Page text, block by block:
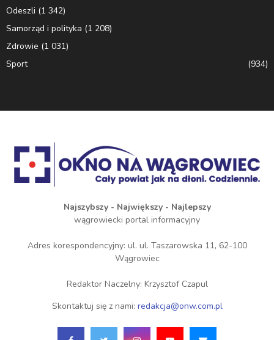
Odeszli (1 342)
Samorząd i polityka (1 208)
Zdrowie (1 031)
Sport
(934)
Najszybszy - Największy - Najlepszy
wągrowiecki portal informacyjny
Adres korespondencyjny: ul. ul. Taszarowska 11, 62-100
Wągrowiec
Redaktor Naczelny: Krzysztof Czapul
Skontaktuj się z nami: redakcja@onw.com.pl